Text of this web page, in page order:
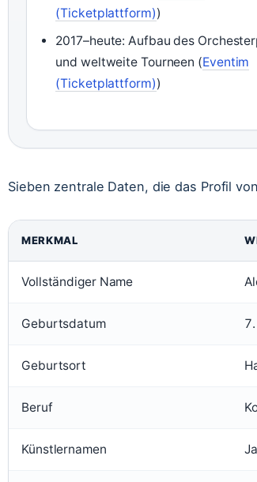
(Ticketplattform))
2017–heute: Aufbau des
und weltweite Tourneen (Eventim
(Ticketplattform))
Sieben zentrale Daten, die das Profil
MERKMAL
Vollständiger Name
Geburtsdatum
Geburtsort
Beruf
Künstlernamen